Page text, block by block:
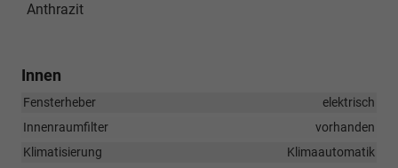
Anthrazit
Innen
Fensterheber
elektrisch
Innenraumfilter
vorhanden
Klimatisierung
Klimaautomatik